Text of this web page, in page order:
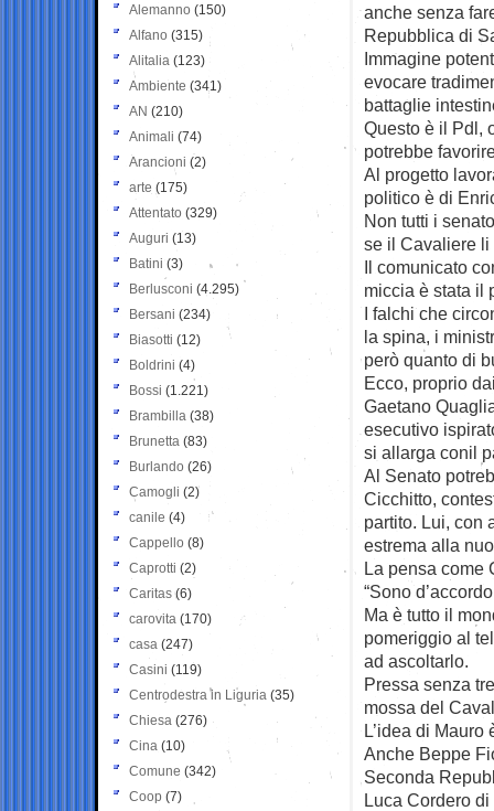
anche senza
Repubblica di
Immagine
evocare
battaglie
Questo è il Pdl,
potrebbe
Al progetto
politico è di
Non tutti i
se il Cavaliere
Il comunicato
miccia è stata il
I falchi che
la spina, i
però quanto di
Ecco, proprio
Gaetano
esecutivo
si allarga conil
Al Senato
Cicchitto,
partito. Lui, con
estrema alla
La pensa come
“Sono
Ma è tutto il
pomeriggio al
ad ascoltarlo.
Pressa senza
mossa del
L’idea di
Anche Beppe
Seconda
Luca Cordero
Alemanno (150)
Alfano (315)
Alitalia (123)
Ambiente (341)
AN (210)
Animali (74)
Arancioni (2)
arte (175)
Attentato (329)
Auguri (13)
Batini (3)
Berlusconi (4.295)
Bersani (234)
Biasotti (12)
Boldrini (4)
Bossi (1.221)
Brambilla (38)
Brunetta (83)
Burlando (26)
Camogli (2)
canile (4)
Cappello (8)
Caprotti (2)
Caritas (6)
carovita (170)
casa (247)
Casini (119)
Centrodestra in Liguria (35)
Chiesa (276)
Cina (10)
Comune (342)
Coop (7)